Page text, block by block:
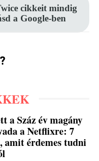
cikkeit mindig
a Google-ben
a Száz év magány
a Netflixre: 7
amit érdemes tudni